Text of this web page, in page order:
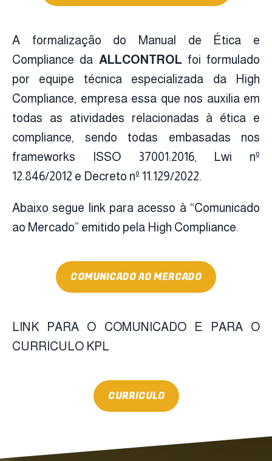
A formalização do Manual de Ética e
Compliance da ALLCONTROL foi formulado
por equipe técnica especializada da High
Compliance, empresa essa que nos auxilia em
todas as atividades relacionadas à ética e
compliance, sendo todas embasadas nos
frameworks ISSO 37001:2016, Lwi nº
12.846/2012 e Decreto nº 11.129/2022.
Abaixo segue link para acesso à “Comunicado
ao Mercado” emitido pela High Compliance.
COMUNICADO AO MERCADO
LINK PARA O COMUNICADO E PARA O
CURRICULO KPL
CURRICULO